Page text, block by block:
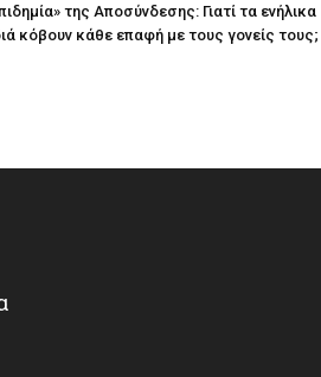
της Αποσύνδεσης: Γιατί τα ενήλικα
κόβουν κάθε επαφή με τους γονείς τους;